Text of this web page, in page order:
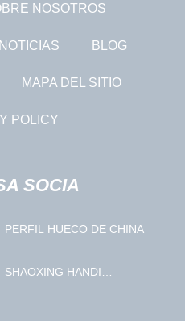
NOSOTROS
NOTICIAS BLOG
MAPA DEL SITIO
POLICY
SOCIA
PERFIL HUECO DE CHINA
SHAOXING HANDI